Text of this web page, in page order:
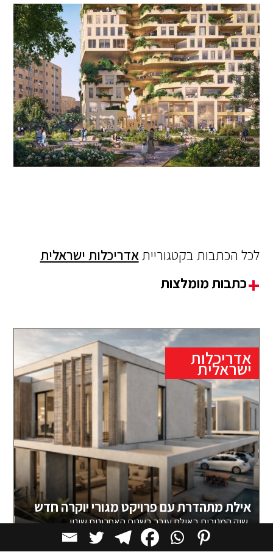
לכל הכתבות בקטגורייתאדריכלות ישראלית
כתבות מומלצות
אדריכלות
ישראלית
אילת מתהדרת עם פרויקט מגורי יוקרה חדש
שוק המגורים באילת עובר בשנים האחרונות שינוי
משמעותי. אם בעבר עיקר הבנייה התמקדה